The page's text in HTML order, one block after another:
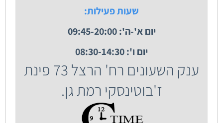
שעות פעילות:
יום א'-ה': 09:45-20:00
יום ו': 08:30-14:30
ענק השעונים רח' הרצל 73 פינת
ז'בוטינסקי רמת גן.